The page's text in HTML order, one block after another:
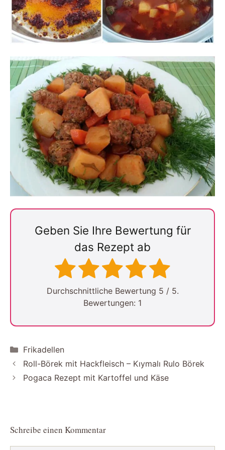
Geben Sie Ihre Bewertung für
das Rezept ab
Durchschnittliche Bewertung 5 / 5.
Bewertungen: 1
Kategorien
Frikadellen
Roll-Börek mit Hackfleisch – Kıymalı Rulo Börek
Pogaca Rezept mit Kartoffel und Käse
Schreibe einen Kommentar